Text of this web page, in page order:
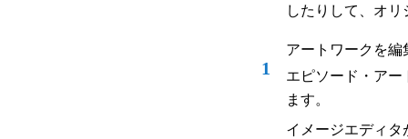
したりして、オ
アートワークを編
1
エピソード・ア
ます。
イメージエディ